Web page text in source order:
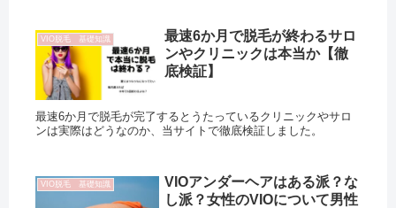
VIO脱毛 基礎知識
最速6か月で脱毛が終わるサロ
ンやクリニックは本当か【徹
底検証】
最速6か月で脱毛が完了するとうたっているクリニックやサロ
ンは実際はどうなのか、当サイトで徹底検証しました。
VIO脱毛 基礎知識
VIOアンダーヘアはある派？な
し派？女性のVIOについて男性